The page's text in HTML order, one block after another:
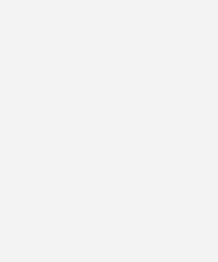
vorsätzlich